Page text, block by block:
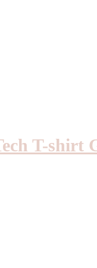
T-shirt